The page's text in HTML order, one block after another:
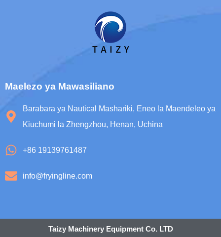
Maelezo ya Mawasiliano
Barabara ya Nautical Mashariki, Eneo la Maendeleo ya
Kiuchumi la Zhengzhou, Henan, Uchina
+86 19139761487
info@fryingline.com
Taizy Machinery Equipment Co. LTD